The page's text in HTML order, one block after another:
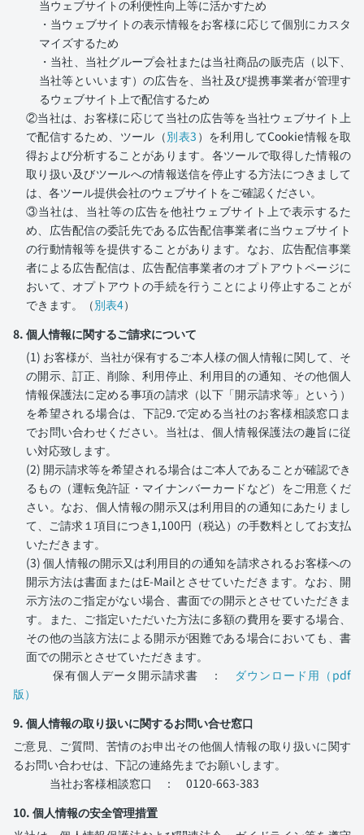
当ウェブサイトの利便性向上等に活かすため
・当ウェブサイトの表示情報をお客様に応じて個別にカスタ
マイズするため
・当社、当社グループ会社または当社商品の販売店（以下、
当社等といいます）の広告を、当社及び提携事業者が管理す
るウェブサイト上で配信するため
②当社は、お客様に応じて当社の広告等を当社ウェブサイト上
で配信するため、ツール（別表3 ）を利用してCookie情報を取
得および分析することがあります。各ツールで取得した情報の
取り扱い及びツールへの情報送信を停止する方法につきまして
は、各ツール提供会社のウェブサイトをご確認ください。
③当社は、当社等の広告を他社ウェブサイト上で表示するた
め、広告配信の委託先である広告配信事業者に当ウェブサイト
の行動情報等を提供することがあります。なお、広告配信事業
者による広告配信は、広告配信事業者のオプトアウトページに
おいて、オプトアウトの手続を行うことにより停止することが
できます。（別表4）
8. 個人情報に関するご請求について
(1) お客様が、当社が保有するご本人様の個人情報に関して、そ
の開示、訂正、削除、利用停止、利用目的の通知、その他個人
情報保護法に定める事項の請求（以下「開示請求等」という）
を希望される場合は、下記9.で定める当社のお客様相談窓口ま
でお問い合わせください。当社は、個人情報保護法の趣旨に従
い対応致します。
(2) 開示請求等を希望される場合はご本人であることが確認でき
るもの（運転免許証・マイナンバーカードなど）をご用意くだ
さい。なお、個人情報の開示又は利用目的の通知にあたりまし
て、ご請求１項目につき1,100円（税込）の手数料としてお支払
いただきます。
(3) 個人情報の開示又は利用目的の通知を請求されるお客様への
開示方法は書面またはE-Mailとさせていただきます。なお、開
示方法のご指定がない場合、書面での開示とさせていただきま
す。また、ご指定いただいた方法に多額の費用を要する場合、
その他の当該方法による開示が困難である場合においても、書
面での開示とさせていただきます。
保有個人データ開示請求書 ： ダウンロード用（pdf
版）
9. 個人情報の取り扱いに関するお問い合せ窓口
ご意見、ご質問、苦情のお申出その他個人情報の取り扱いに関す
るお問い合わせは、下記の連絡先までお願いします。
当社お客様相談窓口 ： 0120-663-383
10. 個人情報の安全管理措置